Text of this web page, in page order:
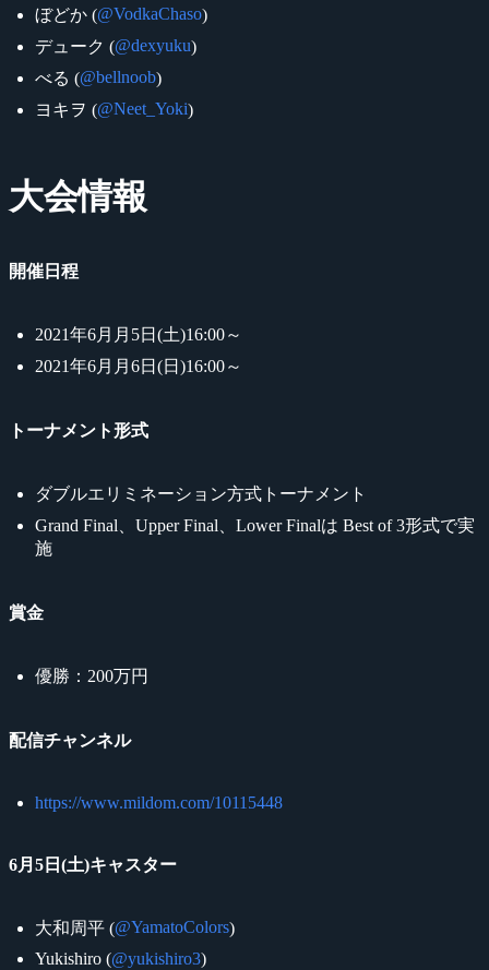
ぼどか (@VodkaChaso)
デューク (@dexyuku)
べる (@bellnoob)
ヨキヲ (@Neet_Yoki)
大会情報
開催日程
2021年6月月5日(土)16:00～
2021年6月月6日(日)16:00～
トーナメント形式
ダブルエリミネーション方式トーナメント
Grand Final、Upper Final、Lower Finalは Best of 3形式で実
施
賞金
優勝：200万円
配信チャンネル
https://www.mildom.com/10115448
6月5日(土)キャスター
大和周平 (@YamatoColors)
Yukishiro (@yukishiro3)